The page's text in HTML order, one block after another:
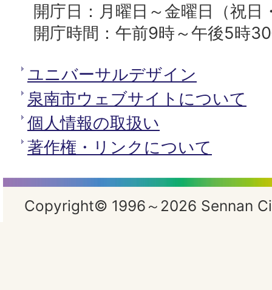
開庁日：月曜日～金曜日（祝日
開庁時間：午前9時～午後5時
ユニバーサルデザイン
泉南市ウェブサイトについて
個人情報の取扱い
著作権・リンクについて
Copyright© 1996～2026 Sennan